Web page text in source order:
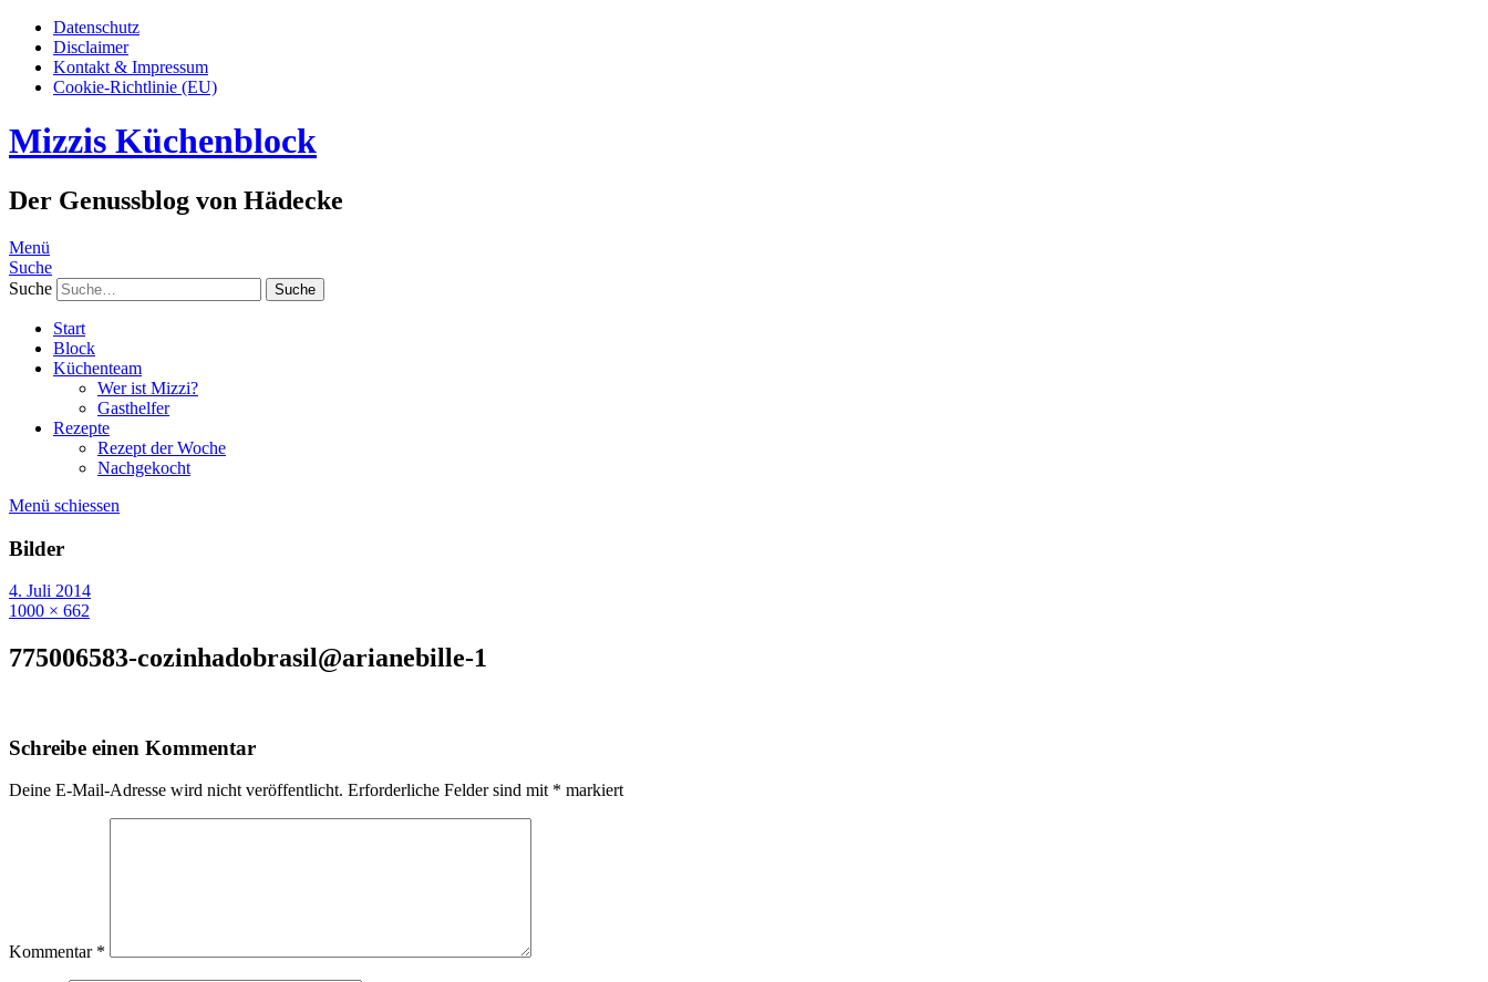
Datenschutz
Disclaimer
Kontakt & Impressum
Cookie-Richtlinie (EU)
Mizzis Küchenblock
Der Genussblog von Hädecke
Menü
Suche
Suche
Start
Block
Küchenteam
Wer ist Mizzi?
Gasthelfer
Rezepte
Rezept der Woche
Nachgekocht
Menü schiessen
Bilder
4. Juli 2014
1000 × 662
775006583-cozinhadobrasil@arianebille-1
Schreibe einen Kommentar
Deine E-Mail-Adresse wird nicht veröffentlicht. Erforderliche Felder sind mit * markiert
Kommentar *